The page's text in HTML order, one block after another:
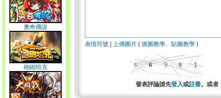
奧奇傳說
砲砲坦克
表情符號 上傳圖片 ( 抓圖教學、 貼圖教學 )
發表評論請先登入或註冊。或者